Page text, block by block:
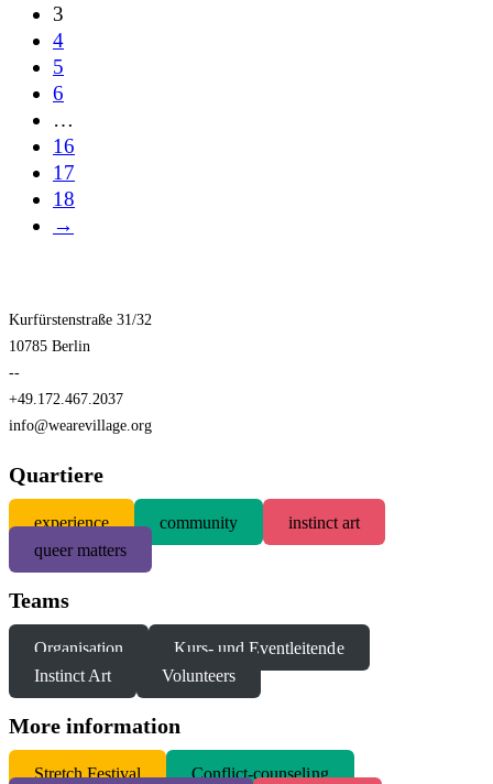
3
4
5
6
…
16
17
18
→
Kurfürstenstraße 31/32
10785 Berlin
--
+49.172.467.2037
info@wearevillage.org
Quartiere
experience community
instinct art
queer matters
Teams
Organisation
Kurs- und Eventleitende
Instinct Art
Volunteers
More information
Stretch Festival
Conflict-counseling